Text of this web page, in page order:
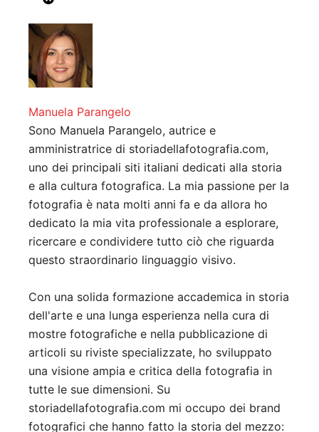
Manuela Parangelo
Sono Manuela Parangelo, autrice e
amministratrice di storiadellafotografia.com,
uno dei principali siti italiani dedicati alla storia
e alla cultura fotografica. La mia passione per la
fotografia è nata molti anni fa e da allora ho
dedicato la mia vita professionale a esplorare,
ricercare e condividere tutto ciò che riguarda
questo straordinario linguaggio visivo.
Con una solida formazione accademica in storia
dell'arte e una lunga esperienza nella cura di
mostre fotografiche e nella pubblicazione di
articoli su riviste specializzate, ho sviluppato
una visione ampia e critica della fotografia in
tutte le sue dimensioni. Su
storiadellafotografia.com mi occupo dei brand
fotografici che hanno fatto la storia del mezzo: